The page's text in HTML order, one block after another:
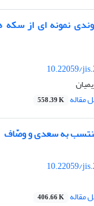
نمونه ای از
10.22059/
مقاله 558.39 K
به سعدی و وصّاف
10.22059/
مقاله 406.66 K